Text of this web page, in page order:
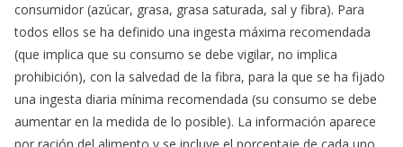
consumidor (azúcar, grasa, grasa saturada, sal y fibra). Para
todos ellos se ha definido una ingesta máxima recomendada
(que implica que su consumo se debe vigilar, no implica
prohibición), con la salvedad de la fibra, para la que se ha fijado
una ingesta diaria mínima recomendada (su consumo se debe
aumentar en la medida de lo posible). La información aparece